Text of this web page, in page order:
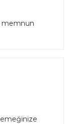
memnun